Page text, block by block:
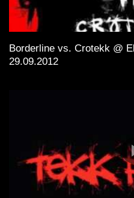
Borderline vs. Crotekk @
29.09.2012